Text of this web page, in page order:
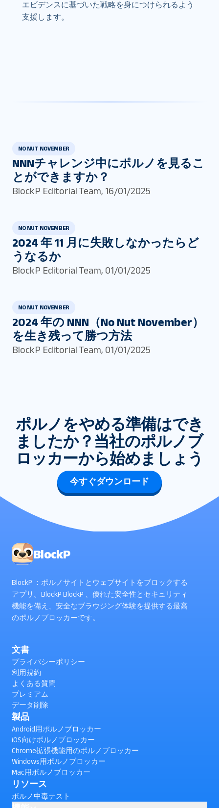
エビデンスに基づいた戦略を身につけられるよう
支援します。
NO NUT NOVEMBER
NNNチャレンジ中にポルノを見るこ
とができますか？
BlockP Editorial Team, 16/01/2025
NO NUT NOVEMBER
2024 年 11 月に失敗しなかったらど
うなるか
BlockP Editorial Team, 01/01/2025
NO NUT NOVEMBER
2024 年の NNN（No Nut November）
を生き残って勝つ方法
BlockP Editorial Team, 01/01/2025
ポルノをやめる準備はでき
ましたか？当社のポルノブ
ロッカーから始めましょう
今すぐダウンロード
BlockP
BlockP ：ポルノサイトとウェブサイトをブロックする
アプリ。BlockP BlockP 、優れた安全性とセキュリティ
機能を備え、安全なブラウジング体験を提供する最高
のポルノブロッカーです。
文書
プライバシーポリシー
利用規約
よくある質問
プレミアム
データ削除
製品
Android用ポルノブロッカー
iOS向けポルノブロッカー
Chrome拡張機能用のポルノブロッカー
Windows用ポルノブロッカー
Mac用ポルノブロッカー
リソース
ポルノ中毒テスト